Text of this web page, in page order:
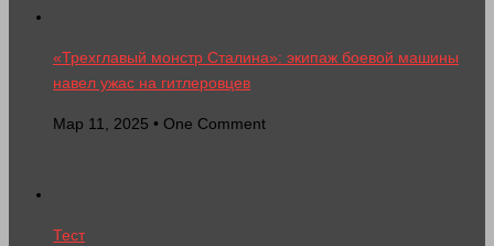
«Трехглавый монстр Сталина»: экипаж боевой машины
навел ужас на гитлеровцев
Мар 11, 2025 • One Comment
Тест